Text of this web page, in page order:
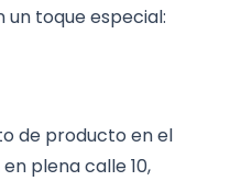
toque especial:
de producto en el
plena calle 10,